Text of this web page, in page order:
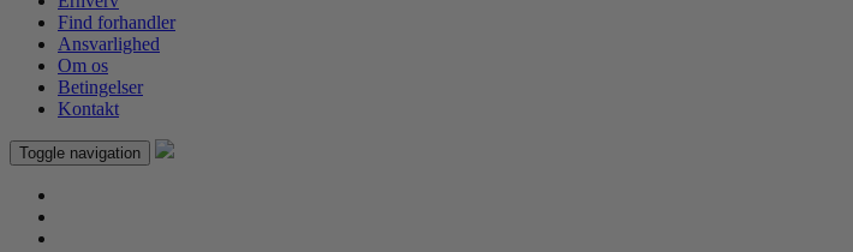
Find forhandler
Ansvarlighed
Om os
Betingelser
Kontakt
Toggle navigation